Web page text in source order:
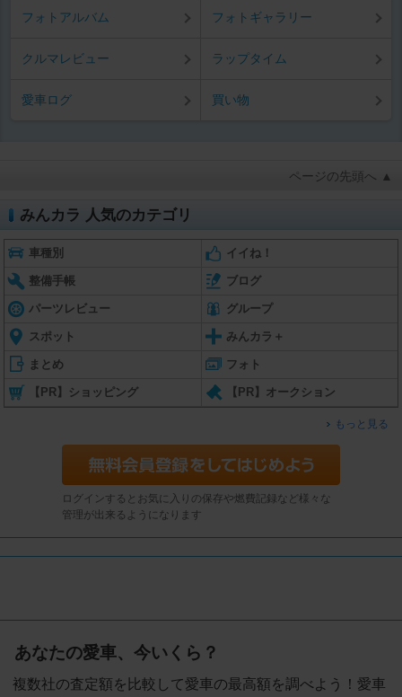
フォトアルバム フォトギャラリー
クルマレビュー ラップタイム
愛車ログ 買い物
ページの先頭へ ▲
みんカラ 人気のカテゴリ
車種別 イイね！
整備手帳 ブログ
パーツレビュー グループ
スポット みんカラ＋
まとめ フォト
【PR】ショッピング 【PR】オークション
もっと見る
ログインするとお気に入りの保存や燃費記録など様々な
管理が出来るようになります
あなたの愛車、今いくら？
複数社の査定額を比較して愛車の最高額を調べよう！愛車